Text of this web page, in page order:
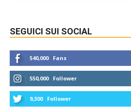
SEGUICI SUI SOCIAL
540,000 Fans
550,000 Follower
9,300 Follower